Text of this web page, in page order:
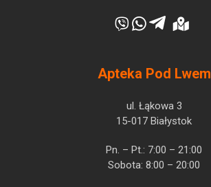
Apteka Pod Lwem
ul. Łąkowa 3
15-017 Białystok
Pn. – Pt.: 7:00 – 21:00
Sobota: 8:00 – 20:00